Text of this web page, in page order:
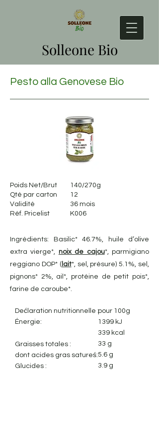
Solleone Bio
Pesto alla Genovese Bio
Poids Net/Brut
Qté par carton
Validité
Réf. Pricelist
140/270g
12
36 mois
K006
Ingrédients: Basilic* 46.7%, huile d’olive
extra vierge*, noix de cajou*, parmigiano
reggiano DOP* ( lait*, sel, présure) 5.1%, sel,
pignons* 2%, ail*, protéine de petit pois*,
farine de caroube*.
Dećlaration nutritionnelle :
Énergie:
Graisses totales :
dont acides gras satureś:
Glucides :
pour 100g
1399 kJ
339 kcal
33 g
5.6 g
3.9 g